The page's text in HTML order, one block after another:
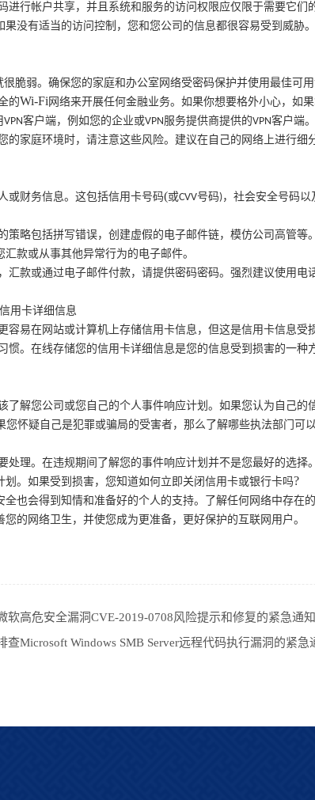
进行帐户共享，并且系统和服务的访问权限应仅限于需要它
没有适当的访问控制，您和您公司的信息都很容易受到威胁。
很脆弱。确保您的家庭和办公室网络受密码保护并使用最佳可
的Wi-Fi 网络来开展任何金融业务。如果你想要格外小心，如
VPN客户端，例如您的企业或VPN服务提供商提供的VPN客户端。
的家庭环境时，请注意这些风险。建议在自己的网络上进行细
或财务信息。这包括信用卡号码(或CVV号码)，社会安全号码
策略包括拼写错误，创建虚假的电子邮件链，模仿公司高管
款或从事其他异常行为的电子邮件。
汇款或通过电子邮件付款，请提供密码密码。强烈建议使用电
用卡详细信息
容易在网站或计算机上存储信用卡信息，但这是信用卡信息受
惯。在线存储您的信用卡详细信息是您的信息受到损害的一种
了解您公司或您自己的个人事件响应计划。如果您认为自己
您怀疑自己是犯罪或骗局的受害者，那么了解哪些执法部门可
处理。在违规期间了解您的事件响应计划并不是您最好的选
划。如果受到损害，您知道如何立即关闭信用卡或银行卡吗?
全也会得到知情和准备好的个人的支持。了解任何网络中存
的网络卫生，并使您成为更准备，更好保护的互联网用户。
软高危安全漏洞CVE-2019-0708风险提示和修复的紧急通知
查Microsoft Windows SMB Server远程代码执行漏洞的紧急